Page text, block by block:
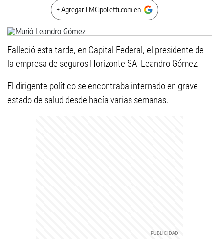
+ Agregar LMCipolletti.com en
Falleció esta tarde, en Capital Federal, el presidente de
la empresa de seguros Horizonte SA Leandro Gómez.
El dirigente político se encontraba internado en grave
estado de salud desde hacía varias semanas.